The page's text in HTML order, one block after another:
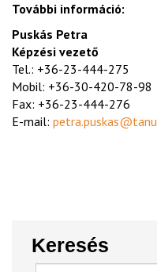
További információ:
Puskás Petra
Képzési vezető
Tel.: +36-23-444-275
Mobil: +36-30-420-78-98
Fax: +36-23-444-276
E-mail:
Keresés